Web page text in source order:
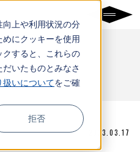
上や利用状況の分
にクッキーを使用
クすると、これらの
いたものとみなさ
いについてをご確
拒否
2023.03.17